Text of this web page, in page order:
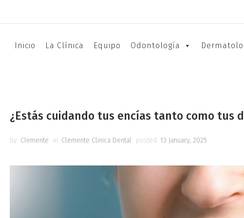
Inicio La Clínica Equipo Odontología
¿Estás cuidando tus encías tanto como tus
by Clemente in Clemente Clinica Dental posted 13 January, 2025